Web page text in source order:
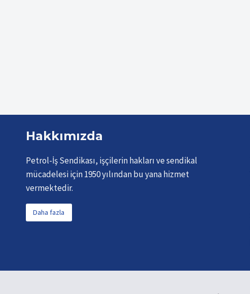
Hakkımızda
Petrol-İş Sendikası, işçilerin hakları ve sendikal
mücadelesi için 1950 yılından bu yana hizmet
vermektedir.
Daha fazla